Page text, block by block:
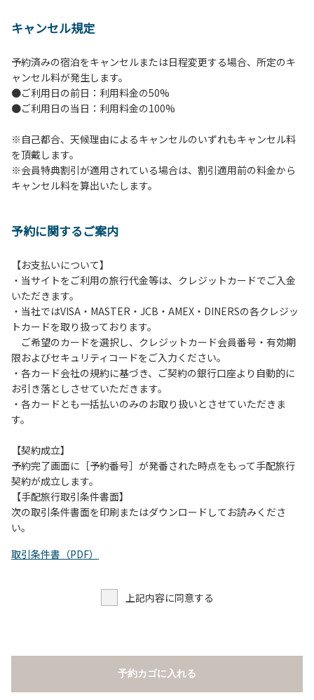
て芝生が焼けないようご注意ください。
炭火、薪の燃え残ったものについては、灰・残り火入れに投
棄してください。
・ペットをお連れのお客様は、マナーに十分気をつけてくだ
さい。他のお客様の迷惑になりますと、退場していただきま
・電源は各サイトにありますのでご利用ください。ただし、
発電機等は使用できません。
・キャンプサイトでは、車のエンジンを停止してください。
・場内での制限速度は10㎞/h以下です。
用）はお止めください。
自己管理責任とさせていただきます。
キャンセル規定
予約済みの宿泊をキャンセルまたは日程変更する場合、所定のキ
ャンセル料が発生します。
●ご利用日の前日：利用料金の50%
●ご利用日の当日：利用料金の100%
※自己都合、天候理由によるキャンセルのいずれもキャンセル料
を頂戴します。
※会員特典割引が適用されている場合は、割引適用前の料金から
キャンセル料を算出いたします。
予約に関するご案内
【お支払いについて】
・当サイトをご利用の旅行代金等は、クレジットカードでご入金
いただきます。
・当社ではVISA・MASTER・JCB・AMEX・DINERSの各クレジッ
トカードを取り扱っております。
ご希望のカードを選択し、クレジットカード会員番号・有効期
限およびセキュリティコードをご入力ください。
・各カード会社の規約に基づき、ご契約の銀行口座より自動的に
お引き落としさせていただきます。
・各カードとも一括払いのみのお取り扱いとさせていただきま
す。
【契約成立】
予約完了画面に［予約番号］が発番された時点をもって手配旅行
契約が成立します。
【手配旅行取引条件書面】
次の取引条件書面を印刷またはダウンロードしてお読みくださ
い。
取引条件書（PDF）
上記内容に同意する
予約カゴに入れる